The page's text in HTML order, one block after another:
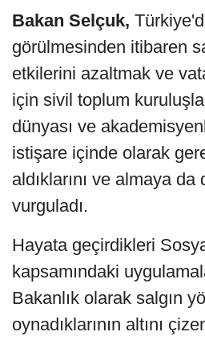
Bakan Selçuk,
görülmesinden itibaren
etkilerini azaltmak ve
için sivil toplum
dünyası ve
istişare içinde olarak
aldıklarını ve almaya
vurguladı.
Hayata geçirdikleri
kapsamındaki
Bakanlık olarak salgın
oynadıklarının altını